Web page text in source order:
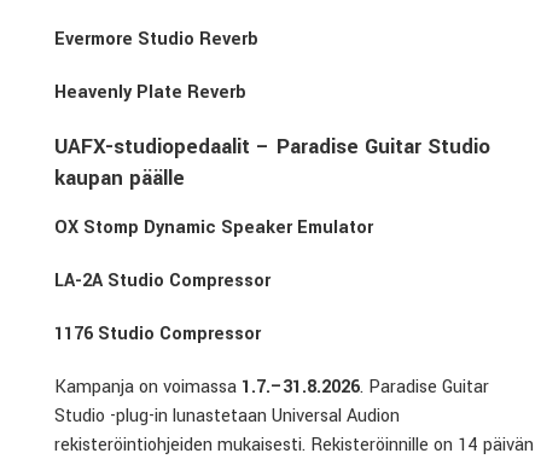
Evermore Studio Reverb
Heavenly Plate Reverb
UAFX-studiopedaalit – Paradise Guitar Studio
kaupan päälle
OX Stomp Dynamic Speaker Emulator
LA-2A Studio Compressor
1176 Studio Compressor
Kampanja on voimassa 1.7.–31.8.2026. Paradise Guitar
Studio -plug-in lunastetaan Universal Audion
rekisteröintiohjeiden mukaisesti. Rekisteröinnille on 14 päivän